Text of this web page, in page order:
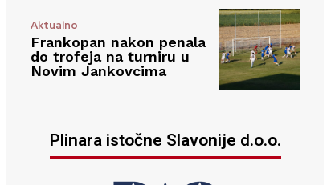
Aktualno
Frankopan nakon penala
do trofeja na turniru u
Novim Jankovcima
Plinara istočne Slavonije d.o.o.